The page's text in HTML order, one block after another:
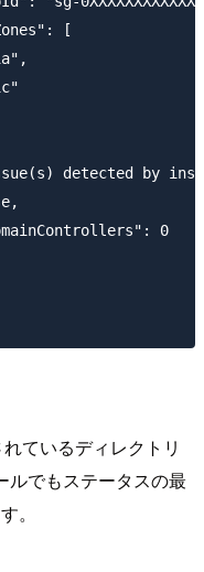
[
detected by
0
ているディレクトリ
ルでもステータスの最
。